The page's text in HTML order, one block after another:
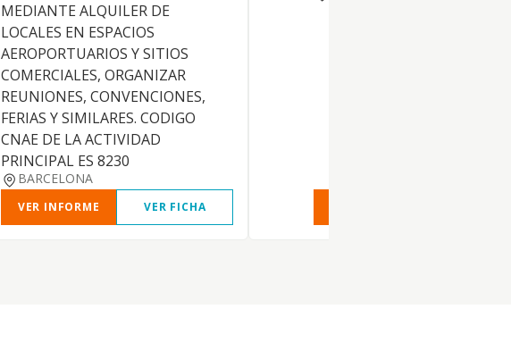
MEDIANTE ALQUILER DE
LOCALES EN ESPACIOS
AEROPORTUARIOS Y SITIOS
COMERCIALES, ORGANIZAR
REUNIONES, CONVENCIONES,
FERIAS Y SIMILARES. CODIGO
CNAE DE LA ACTIVIDAD
PRINCIPAL ES 8230
BARCELONA
VER INFORME VER FICHA